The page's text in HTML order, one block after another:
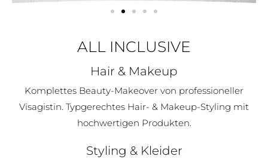
ALL INCLUSIVE
Hair & Makeup
Komplettes Beauty-Makeover von professioneller
Visagistin. Typgerechtes Hair- & Makeup-Styling mit
hochwertigen Produkten.
Styling & Kleider